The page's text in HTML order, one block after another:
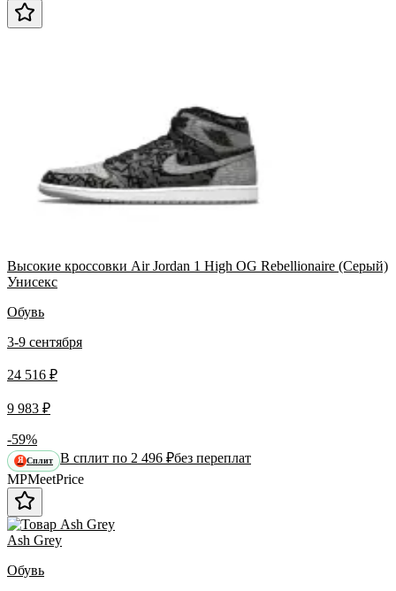
Высокие кроссовки Air Jordan 1 High OG Rebellionaire (Серый)
Унисекс
Обувь
3-9 сентября
24 516 ₽
9 983 ₽
-59%
Я Сплит В сплит по 2 496 ₽без переплат
MPMeetPrice
Ash Grey
Обувь